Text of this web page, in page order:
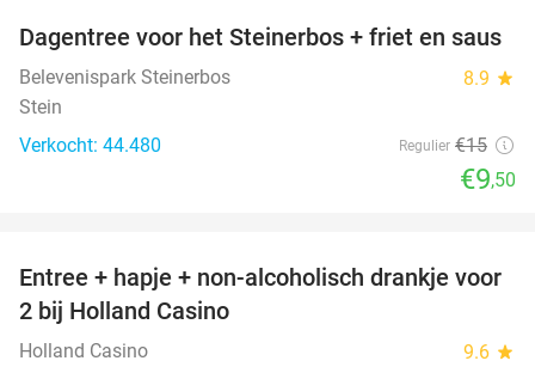
37%
Dagentree voor het Steinerbos + friet en saus
Belevenispark Steinerbos 8.9 star
Stein
Verkocht: 44.480
Regulier €15
€9,50
52%
Entree + hapje + non-alcoholisch drankje voor
2 bij Holland Casino
Holland Casino 9.6 star